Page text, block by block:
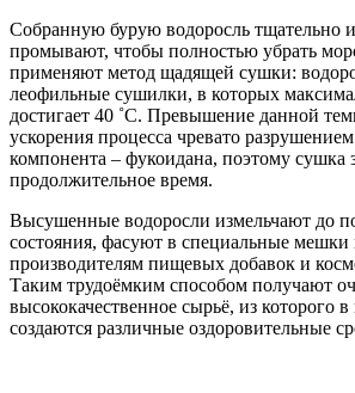
Собранную бурую водоросль тщательно
промывают, чтобы полностью убрать
применяют метод щадящей сушки:
леофильные сушилки, в которых
достигает 40 ˚С. Превышение данной
ускорения процесса чревато
компонента – фукоидана, поэтому сушка
продолжительное время.
Высушенные водоросли измельчают до
состояния, фасуют в специальные мешки
производителям пищевых добавок и
Таким трудоёмким способом получают
высококачественное сырьё, из которого
создаются различные оздоровительные